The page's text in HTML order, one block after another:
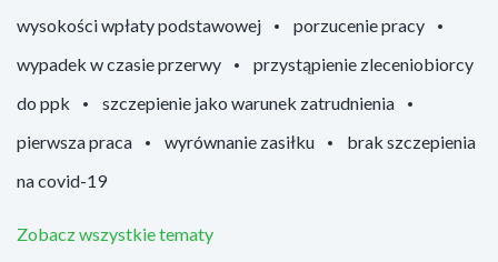
wysokości wpłaty podstawowej
porzucenie pracy
wypadek w czasie przerwy
przystąpienie zleceniobiorcy
do ppk
szczepienie jako warunek zatrudnienia
pierwsza praca
wyrównanie zasiłku
brak szczepienia
na covid-19
Zobacz wszystkie tematy